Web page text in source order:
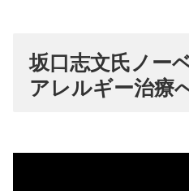
坂口志文氏ノー
アレルギー治療